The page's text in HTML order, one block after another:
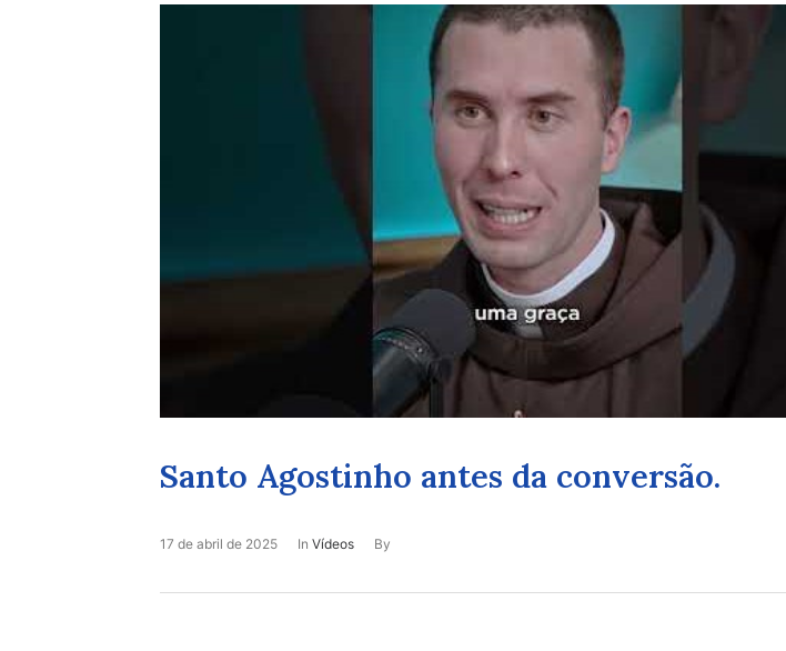
Santo Agostinho antes da conversão.
17 de abril de 2025 In Vídeos By